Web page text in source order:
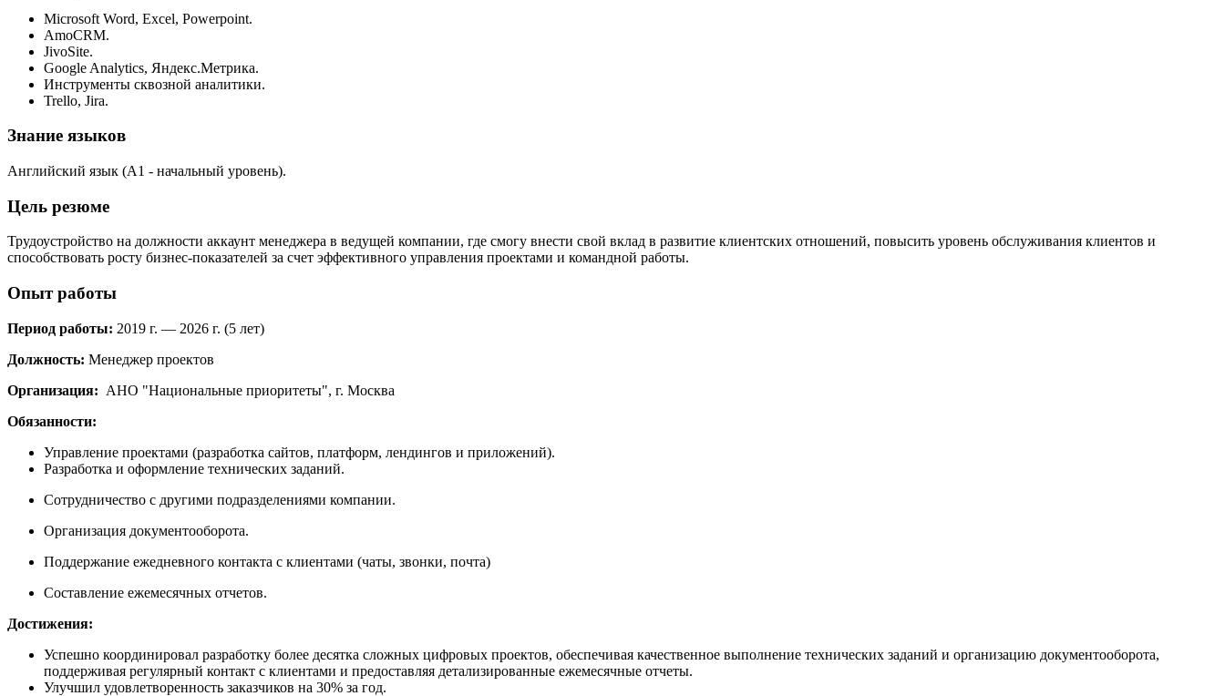
Microsoft Word, Excel, Powerpoint.
AmoCRM.
JivoSite.
Google Analytics, Яндекс.Метрика.
Инструменты сквозной аналитики.
Trello, Jira.
Знание языков
Английский язык (А1 - начальный уровень).
Цель резюме
Трудоустройство на должности аккаунт менеджера в ведущей компании, где смогу внести свой вклад в развитие клиентских отношений, повысить уровень обслуживания клиентов и
способствовать росту бизнес-показателей за счет эффективного управления проектами и командной работы.
Опыт работы
Период работы: 2019 г. — 2026 г. (5 лет)
Должность: Менеджер проектов
Организация: АНО "Национальные приоритеты", г. Москва
Обязанности:
Управление проектами (разработка сайтов, платформ, лендингов и приложений).
Разработка и оформление технических заданий.
Сотрудничество с другими подразделениями компании.
Организация документооборота.
Поддержание ежедневного контакта с клиентами (чаты, звонки, почта)
Составление ежемесячных отчетов.
Достижения:
Успешно координировал разработку более десятка сложных цифровых проектов, обеспечивая качественное выполнение технических заданий и организацию документооборота,
поддерживая регулярный контакт с клиентами и предоставляя детализированные ежемесячные отчеты.
Улучшил удовлетворенность заказчиков на 30% за год.